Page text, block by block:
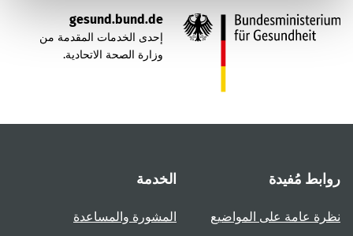
gesund.bund.de
إحدى الخدمات المقدمة من
وزارة الصحة الاتحادية.
روابط مُفيدة
نظرة عامة على المواضيع
الخدمة
المشورة والمساعدة